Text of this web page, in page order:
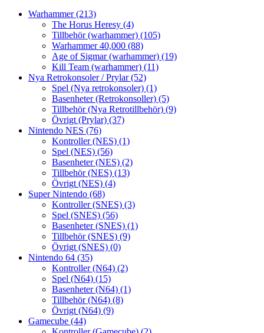
Warhammer(213)
The Horus Heresy (4)
Tillbehör (warhammer) (105)
Warhammer 40,000 (88)
Age of Sigmar (warhammer) (19)
Kill Team (warhammer) (11)
Nya Retrokonsoler / Prylar(52)
Spel (Nya retrokonsoler) (1)
Basenheter (Retrokonsoller) (5)
Tillbehör (Nya Retrotillbehör) (9)
Övrigt (Prylar) (37)
Nintendo NES (76)
Kontroller (NES) (1)
Spel (NES) (56)
Basenheter (NES) (2)
Tillbehör (NES) (13)
Övrigt (NES) (4)
Super Nintendo (68)
Kontroller (SNES) (3)
Spel (SNES) (56)
Basenheter (SNES) (1)
Tillbehör (SNES) (9)
Övrigt (SNES) (0)
Nintendo 64 (35)
Kontroller (N64) (2)
Spel (N64) (15)
Basenheter (N64) (1)
Tillbehör (N64) (8)
Övrigt (N64) (9)
Gamecube (44)